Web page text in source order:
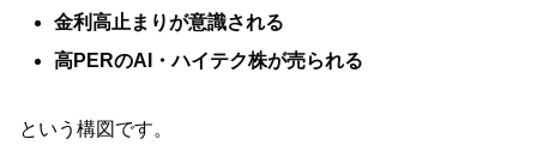
金利高止まりが意識される
高PERのAI・ハイテク株が売られる
という構図です。